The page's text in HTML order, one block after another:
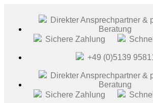
Direkter Ansprechpartner &
Beratung
Sichere Zahlung
+49 (0)5139
Direkter Ansprechpartner &
Beratung
Sichere Zahlung